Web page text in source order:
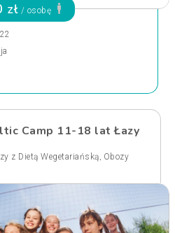
zł / osobę
Camp 11-18 lat Łazy
z Dietą Wegetariańską, Obozy